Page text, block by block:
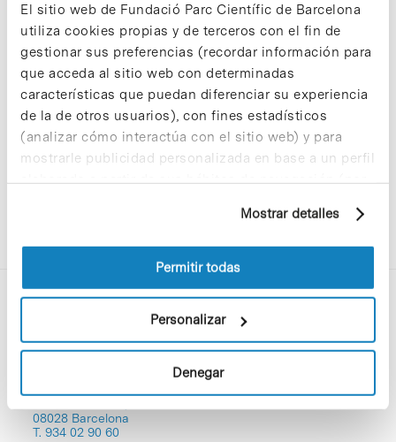
El sitio web de Fundació Parc Científic de Barcelona
utiliza cookies propias y de terceros con el fin de
gestionar sus preferencias (recordar información para
que acceda al sitio web con determinadas
características que puedan diferenciar su experiencia
de la de otros usuarios), con fines estadísticos
(analizar cómo interactúa con el sitio web) y para
mostrarle publicidad personalizada en base a un perfil
elaborado a partir de sus hábitos de navegación (por
información sobre las cookies puede consultar
la Política de cookies del sitio web.
Mostrar detalles
Permitir todas
Personalizar
Denegar
Sorry, no results were found.
Please try again with different keywords.
08028 Barcelona
T. 934 02 90 60